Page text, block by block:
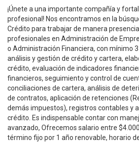
¡Únete a una importante compañía y
profesional! Nos encontramos en la
Crédito para trabajar de manera
profesionales en Administración de
o Administración Financiera, con mínimo
análisis y gestión de crédito y cartera,
crédito, evaluación de indicadores
financieros, seguimiento y control de
conciliaciones de cartera, análisis de
de contratos, aplicación de retenciones
demás impuestos), registros contables y
crédito. Es indispensable contar con
avanzado, Ofrecemos salario entre
término fijo por 1 año renovable, horario